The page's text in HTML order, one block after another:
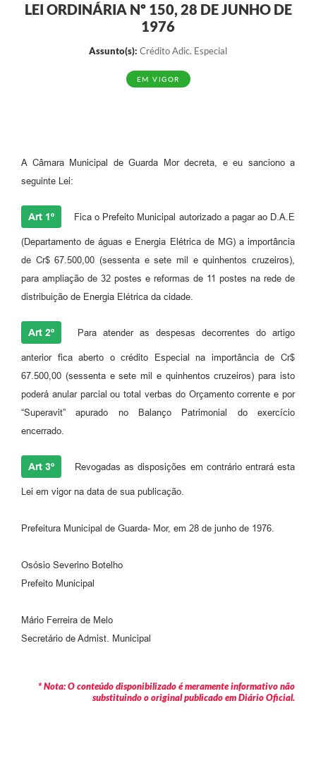
LEI ORDINÁRIA Nº 150, 28 DE JUNHO DE
1976
Assunto(s): Crédito Adic. Especial
EM VIGOR
A Câmara Municipal de Guarda Mor decreta, e eu sanciono a
seguinte Lei:
Art 1º Fica o Prefeito Municipal autorizado a pagar ao D.A.E
(Departamento de águas e Energia Elétrica de MG) a importância
de Cr$ 67.500,00 (sessenta e sete mil e quinhentos cruzeiros),
para ampliação de 32 postes e reformas de 11 postes na rede de
distribuição de Energia Elétrica da cidade.
Art 2º Para atender as despesas decorrentes do artigo
anterior fica aberto o crédito Especial na importância de Cr$
67.500,00 (sessenta e sete mil e quinhentos cruzeiros) para isto
poderá anular parcial ou total verbas do Orçamento corrente e por
“Superavit” apurado no Balanço Patrimonial do exercício
encerrado.
Art 3º Revogadas as disposições em contrário entrará esta
Lei em vigor na data de sua publicação.
Prefeitura Municipal de Guarda- Mor, em 28 de junho de 1976.
Osósio Severino Botelho
Prefeito Municipal
Mário Ferreira de Melo
Secretário de Admist. Municipal
* Nota: O conteúdo disponibilizado é meramente informativo não
substituindo o original publicado em Diário Oficial.